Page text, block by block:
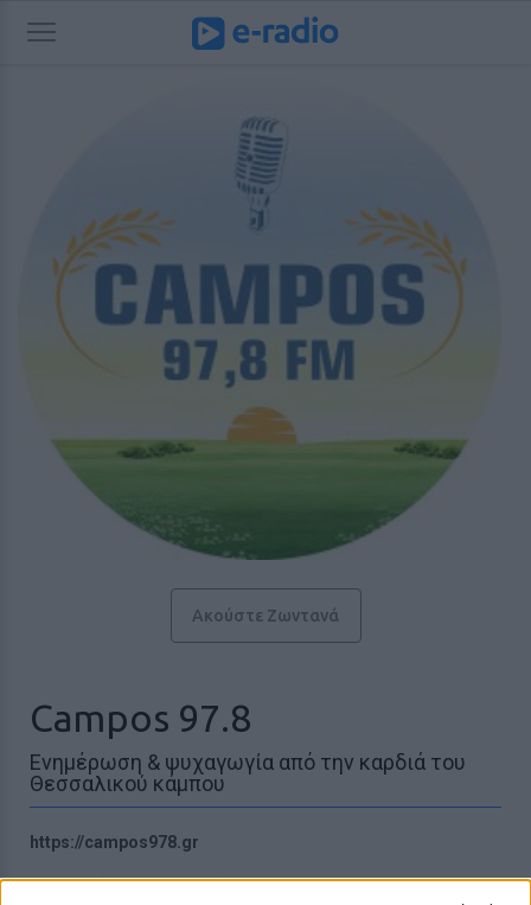
Ακούστε Ζωντανά
Campos 97.8
Ενημέρωση & ψυχαγωγία από την καρδιά του
Θεσσαλικού κάμπου
https://campos978.gr
Ακολουθήστε τον σταθμό στα social media: